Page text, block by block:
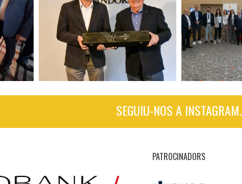
SEGUIU-NOS A INSTAGRAM.
PATROCINADORS